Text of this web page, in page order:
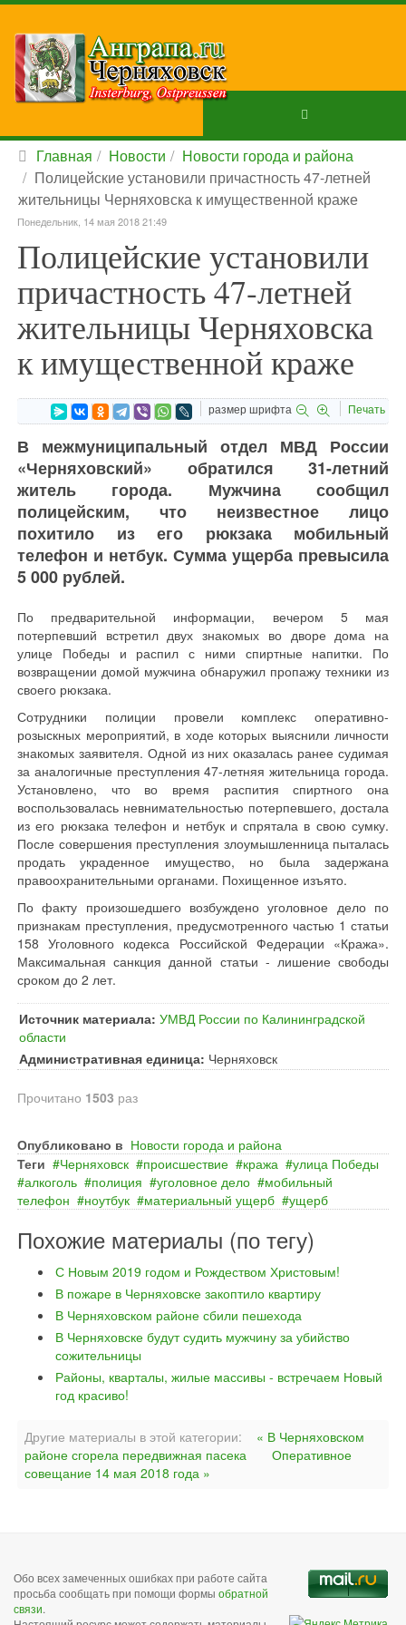
Главная Новости
Новости города и района
Полицейские установили причастность 47-летней
жительницы Черняховска к имущественной краже
Понедельник, 14 мая 2018 21:49
Полицейские установили
причастность 47-летней
жительницы Черняховска
к имущественной краже
размер шрифта Печать
В межмуниципальный отдел МВД России
«Черняховский» обратился 31-летний
житель города. Мужчина сообщил
полицейским, что неизвестное лицо
похитило из его рюкзака мобильный
телефон и нетбук. Сумма ущерба превысила
5 000 рублей.
По предварительной информации, вечером 5 мая
потерпевший встретил двух знакомых во дворе дома на
улице Победы и распил с ними спиртные напитки. По
возвращении домой мужчина обнаружил пропажу техники из
своего рюкзака.
Сотрудники полиции провели комплекс оперативно-
розыскных мероприятий, в ходе которых выяснили личности
знакомых заявителя. Одной из них оказалась ранее судимая
за аналогичные преступления 47-летняя жительница города.
Установлено, что во время распития спиртного она
воспользовалась невнимательностью потерпевшего, достала
из его рюкзака телефон и нетбук и спрятала в свою сумку.
После совершения преступления злоумышленница пыталась
продать украденное имущество, но была задержана
правоохранительными органами. Похищенное изъято.
По факту произошедшего возбуждено уголовное дело по
признакам преступления, предусмотренного частью 1 статьи
158 Уголовного кодекса Российской Федерации «Кража».
Максимальная санкция данной статьи - лишение свободы
сроком до 2 лет.
Источник материала: УМВД России по Калининградской
области
Административная единица: Черняховск
Прочитано 1503 раз
Опубликовано в Новости города и района
Теги
Черняховск происшествие кража
улица Победы
алкоголь
полиция уголовное дело
мобильный
телефон
ноутбук материальный ущерб ущерб
Похожие материалы (по тегу)
С Новым 2019 годом и Рождеством Христовым!
В пожаре в Черняховске закоптило квартиру
В Черняховском районе сбили пешехода
В Черняховске будут судить мужчину за убийство
сожительницы
Районы, кварталы, жилые массивы - встречаем Новый
год красиво!
Другие материалы в этой категории:
« В Черняховском
районе сгорела передвижная пасека
Оперативное
совещание 14 мая 2018 года »
Обо всех замеченных ошибках при работе сайта
просьба сообщать при помощи формы обратной
связи.